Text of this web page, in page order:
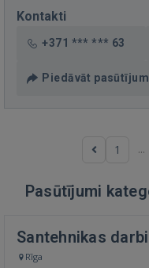
Kontakti
+371 *** *** 63
Piedāvāt
1 ...
Pasūtījumi
Santehnikas darbi
Rīga